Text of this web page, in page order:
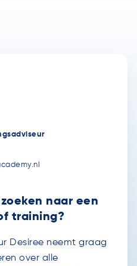
naar een
training?
Desiree neemt graag
over alle